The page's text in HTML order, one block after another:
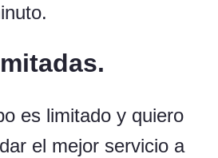
es limitado y quiero
el mejor servicio a